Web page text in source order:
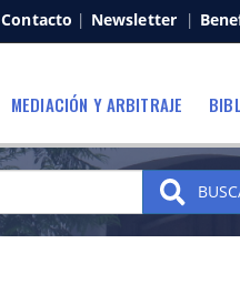
Contacto | Newsletter |
MEDIACIÓN Y ARBITRAJE